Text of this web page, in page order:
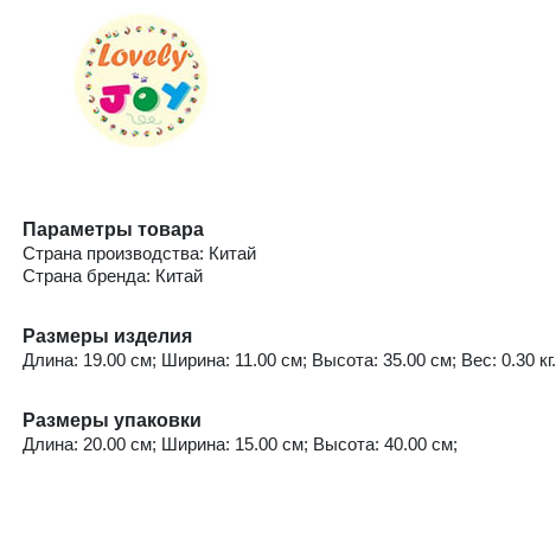
Параметры товара
Страна производства: Китай
Страна бренда: Китай
Размеры изделия
Длина: 19.00 см; Ширина: 11.00 см; Высота: 35.00 см; Вес: 0.30 кг.
Размеры упаковки
Длина: 20.00 см; Ширина: 15.00 см; Высота: 40.00 см;